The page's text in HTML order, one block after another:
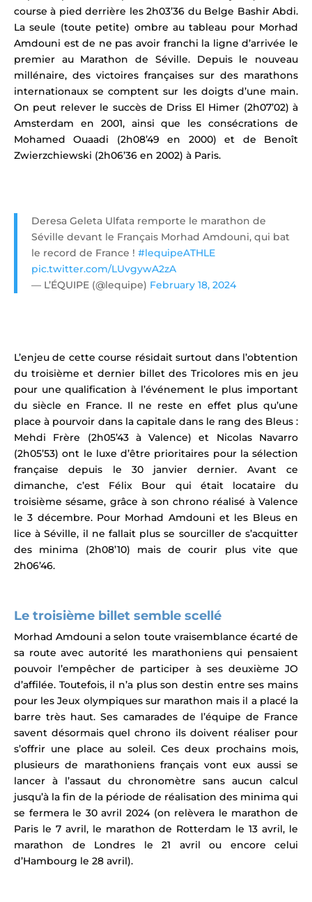
course à pied derrière les 2h03’36 du Belge Bashir Abdi.
La seule (toute petite) ombre au tableau pour Morhad
Amdouni est de ne pas avoir franchi la ligne d’arrivée le
premier au Marathon de Séville. Depuis le nouveau
millénaire, des victoires françaises sur des marathons
internationaux se comptent sur les doigts d’une main.
On peut relever le succès de Driss El Himer (2h07’02) à
Amsterdam en 2001, ainsi que les consécrations de
Mohamed Ouaadi (2h08’49 en 2000) et de Benoît
Zwierzchiewski (2h06’36 en 2002) à Paris.
Deresa Geleta Ulfata remporte le marathon de
Séville devant le Français Morhad Amdouni, qui bat
le record de France ! #lequipeATHLE
pic.twitter.com/LUvgywA2zA
— L’ÉQUIPE (@lequipe) February 18, 2024
L’enjeu de cette course résidait surtout dans l’obtention
du troisième et dernier billet des Tricolores mis en jeu
pour une qualification à l’événement le plus important
du siècle en France. Il ne reste en effet plus qu’une
place à pourvoir dans la capitale dans le rang des Bleus :
Mehdi Frère (2h05’43 àValence) et Nicolas Navarro
(2h05’53) ont le luxe d’être prioritaires pour la sélection
française depuis le 30 janvier dernier. Avant ce
dimanche, c’est Félix Bour qui était locataire du
troisième sésame, grâce à son chrono réalisé à Valence
le 3 décembre. Pour Morhad Amdouni et les Bleus en
lice à Séville, il ne fallait plus se sourciller de s’acquitter
des minima (2h08’10) mais de courir plus vite que
2h06’46.
Le troisième billet semble scellé
Morhad Amdouni a selon toute vraisemblance écarté de
sa route avec autorité les marathoniens qui pensaient
pouvoir l’empêcher de participer à ses deuxième JO
d’affilée. Toutefois, il n’a plus son destin entre ses mains
pour les Jeux olympiques sur marathon mais il a placé la
barre très haut. Ses camarades de l’équipe de France
savent désormais quel chrono ils doivent réaliser pour
s’offrir une place au soleil. Ces deux prochains mois,
plusieurs de marathoniens français vont eux aussi se
lancer à l’assaut du chronomètre sans aucun calcul
jusqu’à la fin de la période de réalisation des minima qui
se fermera le 30 avril 2024 (on relèvera le marathon de
Paris le 7 avril, le marathon de Rotterdam le 13 avril, le
marathon de Londres le 21 avril ou encore celui
d’Hambourg le 28 avril).